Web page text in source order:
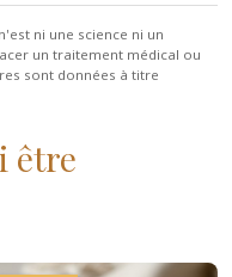
ni une science ni un
un traitement médical ou
sont données à titre
être